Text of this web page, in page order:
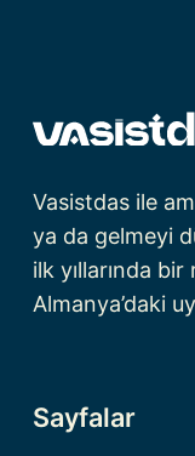
Vasistdas ile
ya da gelmeyi
ilk yıllarında
Almanya’daki
Sayfalar